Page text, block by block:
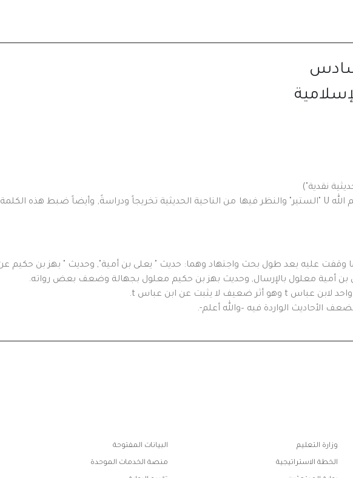
نقدية")
الله U "الستير" والنظر فيها من الناحية الحديثية تخريجاً ودراسةً, وأيضاً ضبط هذه
وقفت عليه بعد طول بحث واجتهاد وهما: حديث " يعلى بن أمية", وحديث " بهز بن حكيم
بن أمية معلول بالإرسال, وحديث بهز بن حكيم معلول بجهالة وضعف بعض رواته.
لابن عباس t وهو أثر ضعيف لا يثبت عن ابن عباس t
.
الأحاديث الواردة فيه –والله أعلم-.
روابط
الفوتر
وزارة التعليم البيانات المفتوحة
الخطة الاستراتيجية منصة الخدمات الموحدة